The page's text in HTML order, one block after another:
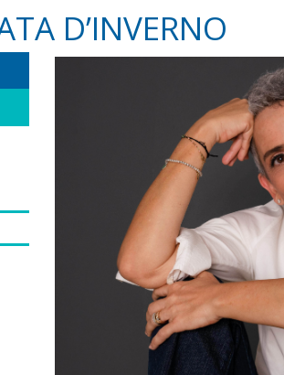
D’INVERNO